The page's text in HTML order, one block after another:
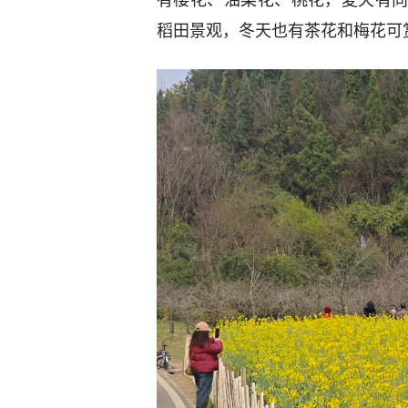
稻田景观，冬天也有茶花和梅花可